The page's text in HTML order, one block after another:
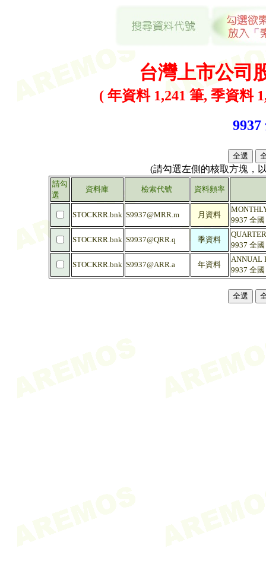
台灣上市公司
( 年資料 1,241 筆, 季資料
(請勾選左側的核取方塊，
請勾
選
資料庫 檢索代號 資料頻率
STOCKRR.bnk S9937@MRR.m 月資料
9937 全
STOCKRR.bnk S9937@QRR.q 季資料
9937 全
STOCKRR.bnk S9937@ARR.a 年資料
ANNUAL
9937 全